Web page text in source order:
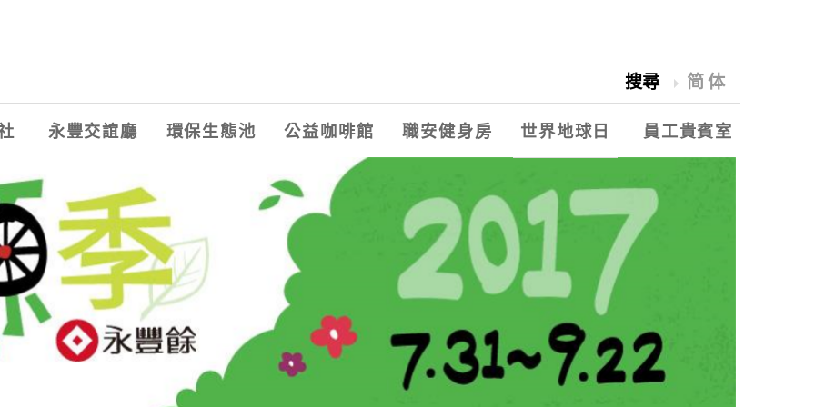
搜尋 简体
永豐交誼廳 環保生態池 公益咖啡館 職安健身房 世界地球日
世界地球日
永豐餘能源季
員工貴賓室